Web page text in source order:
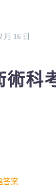
月 16 日
術科
答案